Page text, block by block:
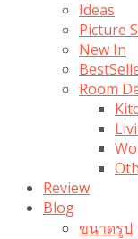
Ideas
Picture
New In
Room
Review
Blog
ขนาดรูป